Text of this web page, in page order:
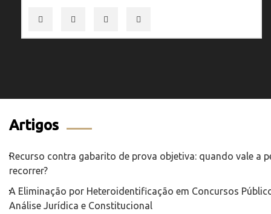
Artigos
Recurso contra gabarito de prova objetiva: quando vale a
recorrer?
A Eliminação por Heteroidentificação em Concursos
Análise Jurídica e Constitucional